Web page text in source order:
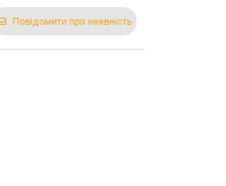
Повідомити про наявність